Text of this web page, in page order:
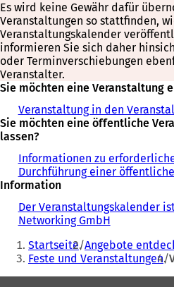
Es wird keine Gewähr dafür
Veranstaltungen so stattfinden,
Veranstaltungskalender
informieren Sie sich daher
oder Terminverschiebungen
Veranstalter.
Sie möchten eine Veranstaltung
Veranstaltung in den
Sie möchten eine öffentliche
lassen?
Informationen zu
Durchführung einer
Information
Der Veranstaltungskalender
Networking GmbH
Sie
befinden
sich
Startseite Angebote
Feste und Veranstaltungen